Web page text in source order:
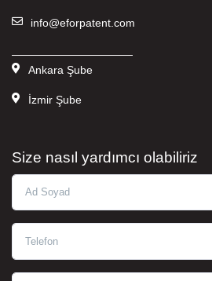
info@eforpatent.com
———————————
Ankara Şube
İzmir Şube
Size nasıl yardımcı olabiliriz
Ad Soyad